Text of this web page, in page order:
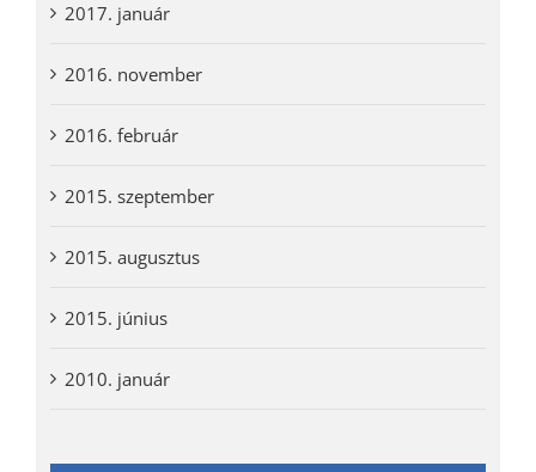
2017. január
2016. november
2016. február
2015. szeptember
2015. augusztus
2015. június
2010. január